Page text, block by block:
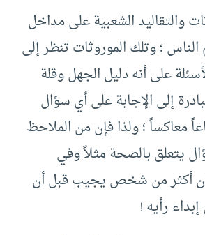
والتقاليد الشعبية على مداخل
؛ وتلك الموروثات تنظر إلى
على أنه دليل الجهل وقلة
إلى الإجابة على أي سؤال
معاكساً ؛ ولذا فإن من الملاحظ
يتعلق بالصحة مثلاً وفي
أكثر من شخص يجيب قبل أن
رأيه !